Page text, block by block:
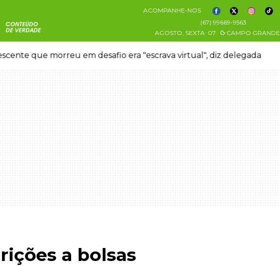
ACOMPANHE-NOS
(67) 99669-9563
AGOSTO, SEXTA 07 CAMPO GRANDE
que morreu em desafio era "escrava virtual", diz delegada
a bolsas